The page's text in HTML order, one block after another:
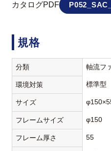
カタログPDF
規格
分類 軸流フ
環境対策 標準型
サイズ
フレームサイズ φ150
フレーム厚さ 55